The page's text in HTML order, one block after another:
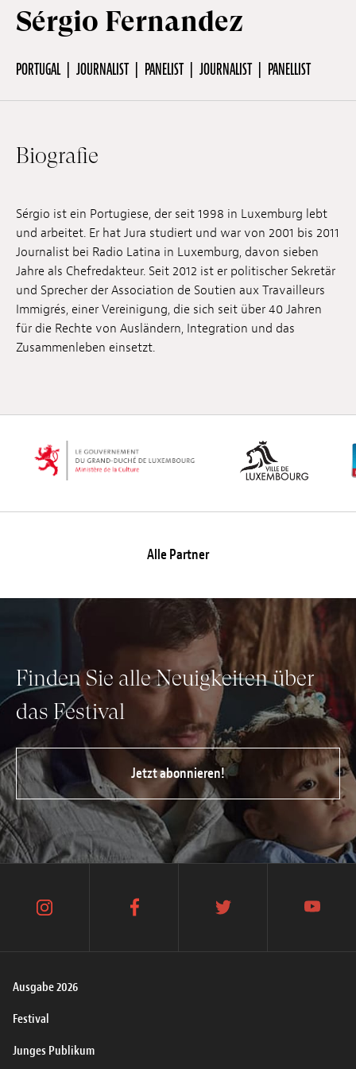
Praktische informationen
Junges Publikum
Schulprogramm
Presse / Pro
DE EN FR
Einreichungen
Archives
Herunterladen
Sérgio Fernandez
PORTUGAL JOURNALIST PANELIST JOURNALIST PANELLIST
Biografie
Sérgio ist ein Portugiese, der seit 1998 in Luxemburg lebt
und arbeitet. Er hat Jura studiert und war von 2001 bis 2011
Journalist bei Radio Latina in Luxemburg, davon sieben
Jahre als Chefredakteur. Seit 2012 ist er politischer Sekretär
und Sprecher der Association de Soutien aux Travailleurs
Immigrés, einer Vereinigung, die sich seit über 40 Jahren
für die Rechte von Ausländern, Integration und das
Zusammenleben einsetzt.
Alle Partner
Finden Sie alle Neuigkeiten über
das Festival
Jetzt abonnieren!
Ausgabe 2026
Festival
Junges Publikum
instagram facebook twitter youtube